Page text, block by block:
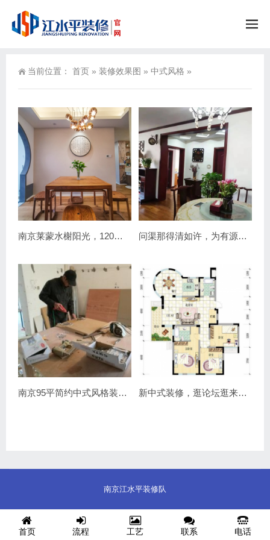
当前位置： 首页 » 装修效果图 » 中式风格 »
南京莱蒙水榭阳光，120平新中式装修毕业照分享 问渠那得清如许，为有源头活水来—记南京江水平装修队
南京95平简约中式风格装修效果图，江水平装修案例！ 新中式装修，逛论坛逛来的缘份，南京装修案例！
南京江水平装修队
首页 流程 工艺 联系 电话